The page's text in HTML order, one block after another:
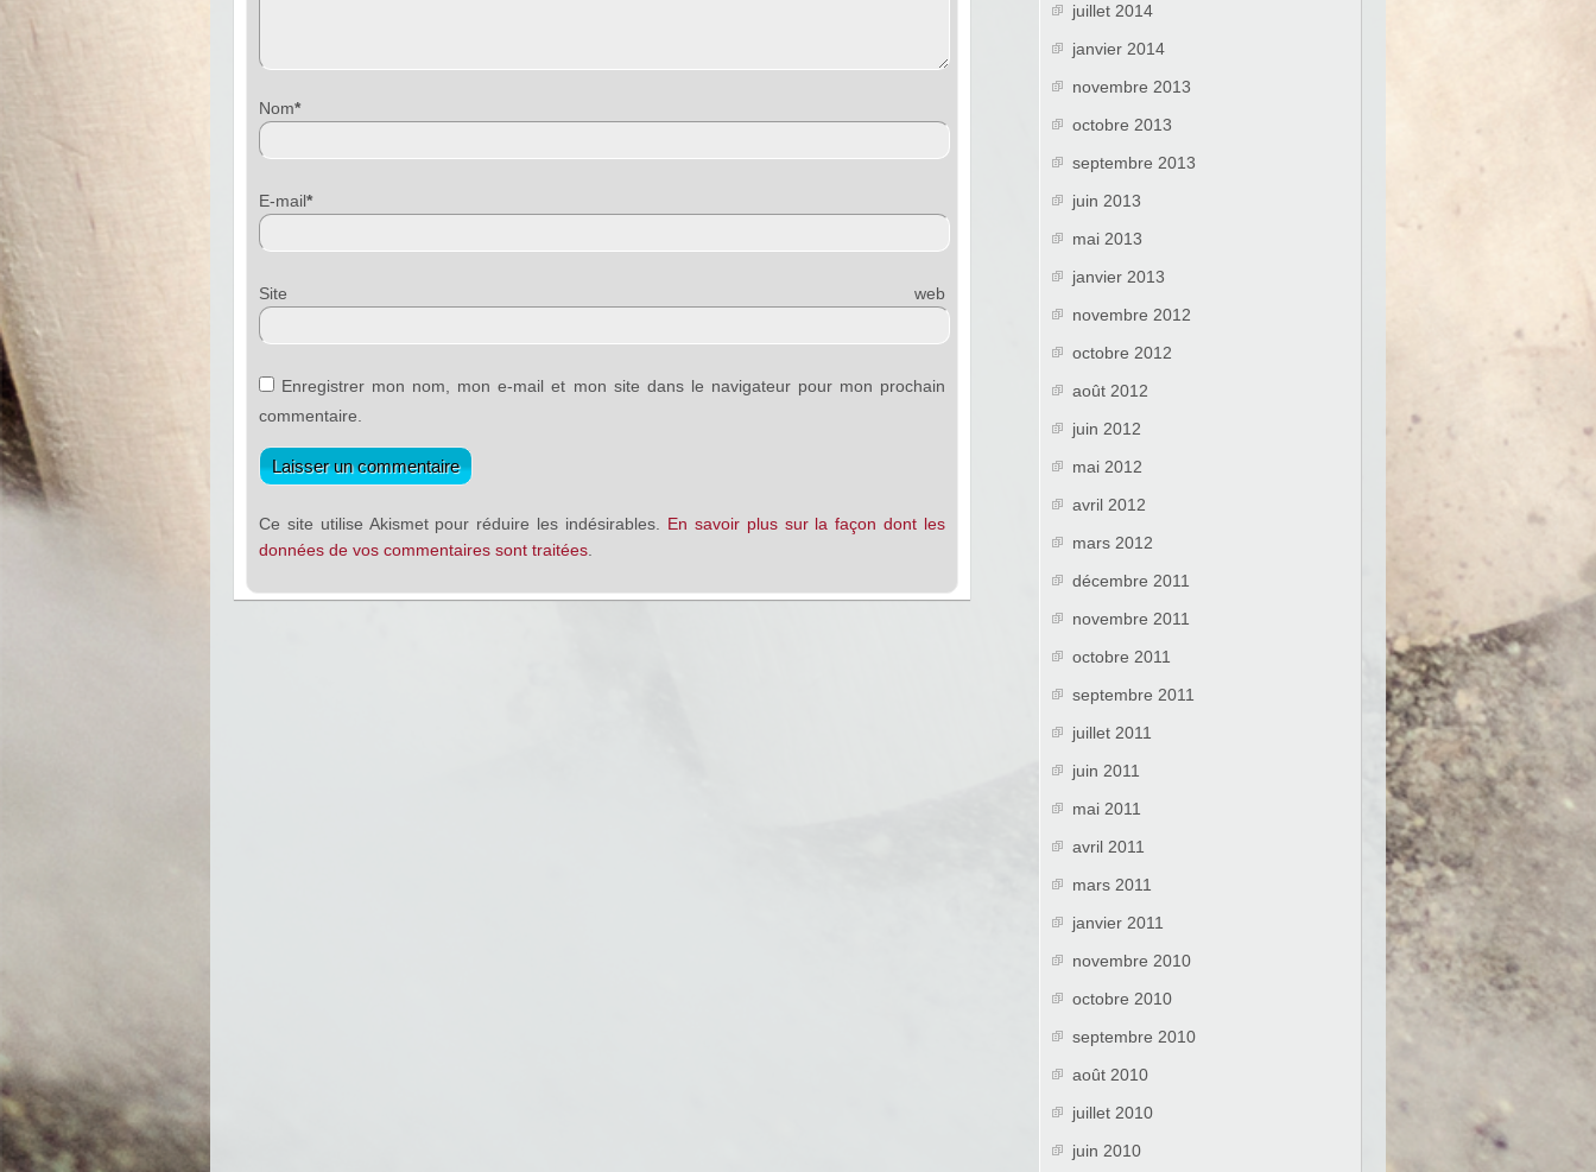
Nom*
E-mail*
Site web
Enregistrer mon nom, mon e-mail et mon site dans le navigateur pour mon prochain
commentaire.
Ce site utilise Akismet pour réduire les indésirables. En savoir plus sur la façon dont les
données de vos commentaires sont traitées
juillet 2014
janvier 2014
novembre 2013
octobre 2013
septembre 2013
juin 2013
mai 2013
janvier 2013
novembre 2012
octobre 2012
août 2012
juin 2012
mai 2012
avril 2012
mars 2012
décembre 2011
novembre 2011
octobre 2011
septembre 2011
juillet 2011
juin 2011
mai 2011
avril 2011
mars 2011
janvier 2011
novembre 2010
octobre 2010
septembre 2010
août 2010
juillet 2010
juin 2010